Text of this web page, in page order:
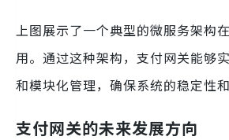
上图展示了一个典型的微服务架构
用。通过这种架构，支付网关能够
和模块化管理，确保系统的稳定性和
支付网关的未来发展方向